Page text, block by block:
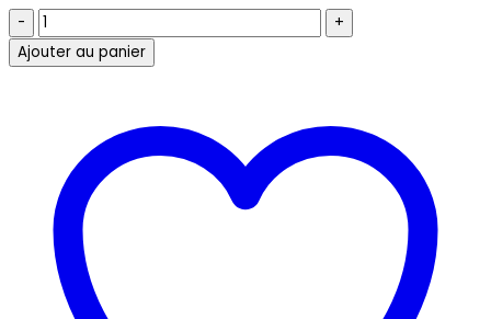
quantité
de
Onduleurs
Ajouter au panier